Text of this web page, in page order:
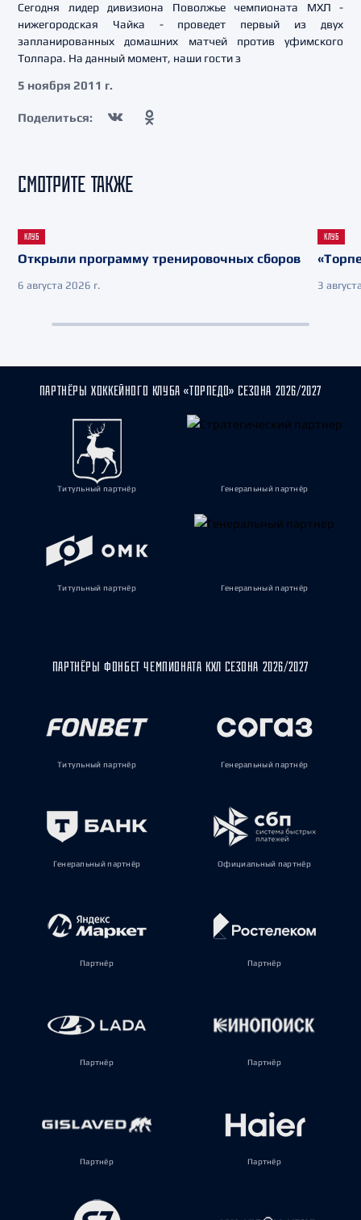
Сегодня лидер дивизиона Поволжье чемпионата МХЛ -
нижегородская Чайка - проведет первый из двух
запланированных домашних матчей против уфимского
Толпара. На данный момент, наши гости з
5 ноября 2011 г.
Поделиться:
СМОТРИТЕ ТАКЖЕ
КЛУБ
Открыли программу тренировочных сборов
6 августа 2026 г.
КЛУБ
3
ПАРТНЁРЫ ХОККЕЙНОГО КЛУБА «ТОРПЕДО» СЕЗОНА 2026/2027
Титульный партнёр Генеральный партнёр
Титульный партнёр Генеральный партнёр
ПАРТНЁРЫ ФОНБЕТ ЧЕМПИОНАТА КХЛ СЕЗОНА 2026/2027
Титульный партнёр Генеральный партнёр
Генеральный партнёр Официальный партнёр
Партнёр Партнёр
Партнёр Партнёр
Партнёр Партнёр